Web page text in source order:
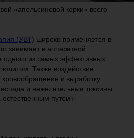
«апельсиновой корки» всего
(УВТ) широко применяется в
занимает в аппаратной
одного из самых эффективных
Также воздействие
кровообращение и выработку
и нежелательные токсины
путем✨